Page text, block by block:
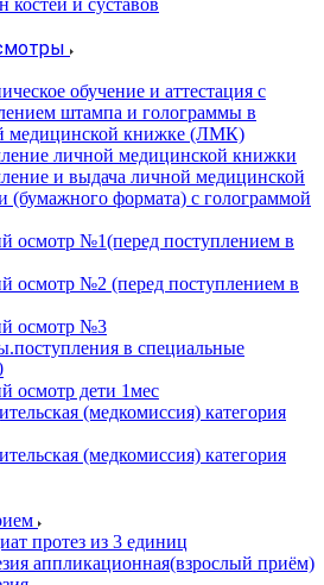
костей и суставов
обучение и аттестация с
штампа и голограммы в
медицинской книжке (ЛМК)
личной медицинской книжки
и выдача личной медицинской
(бумажного формата) с голограммой
осмотр №1(перед поступлением в
осмотр №2 (перед поступлением в
осмотр №3
в специальные
осмотр дети 1мес
(медкомиссия) категория
(медкомиссия) категория
протез из 3 единиц
аппликационная(взрослый приём)